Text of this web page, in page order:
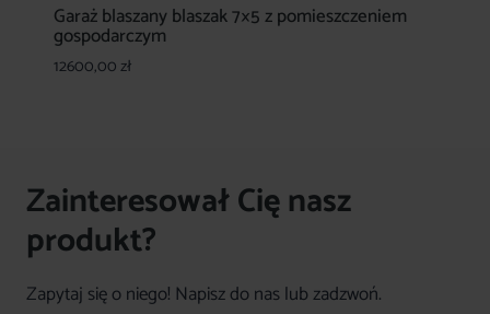
Garaż blaszany blaszak 7×5 z pomieszczeniem
gospodarczym
12600,00zł
Zainteresował Cię nasz
produkt?
Zapytaj się o niego! Napisz do nas lub zadzwoń.